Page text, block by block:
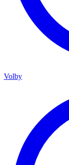
Volby